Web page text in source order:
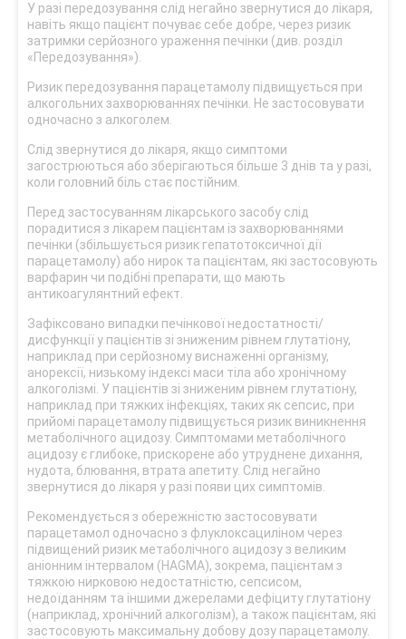
У разі передозування слід негайно звернутися до лікаря,
навіть якщо пацієнт почуває себе добре, через ризик
затримки серйозного ураження печінки (див. розділ
«Передозування»).
Ризик передозування парацетамолу підвищується при
алкогольних захворюваннях печінки. Не застосовувати
одночасно з алкоголем.
Слід звернутися до лікаря, якщо симптоми
загострюються або зберігаються більше 3 днів та у разі,
коли головний біль стає постійним.
Перед застосуванням лікарського засобу слід
порадитися з лікарем пацієнтам із захворюваннями
печінки (збільшується ризик гепатотоксичної дії
парацетамолу) або нирок та пацієнтам, які застосовують
варфарин чи подібні препарати, що мають
антикоагулянтний ефект.
Зафіксовано випадки печінкової недостатності/
дисфункції у пацієнтів зі зниженим рівнем глутатіону,
наприклад при серйозному виснаженні організму,
анорексії, низькому індексі маси тіла або хронічному
алкоголізмі. У пацієнтів зі зниженим рівнем глутатіону,
наприклад при тяжких інфекціях, таких як сепсис, при
прийомі парацетамолу підвищується ризик виникнення
метаболічного ацидозу. Симптомами метаболічного
ацидозу є глибоке, прискорене або утруднене дихання,
нудота, блювання, втрата апетиту. Слід негайно
звернутися до лікаря у разі появи цих симптомів.
Рекомендується з обережністю застосовувати
парацетамол одночасно з флуклоксациліном через
підвищений ризик метаболічного ацидозу з великим
аніонним інтервалом (HAGMA), зокрема, пацієнтам з
тяжкою нирковою недостатністю, сепсисом,
недоїданням та іншими джерелами дефіциту глутатіону
(наприклад, хронічний алкоголізм), а також пацієнтам, які
застосовують максимальну добову дозу парацетамолу.